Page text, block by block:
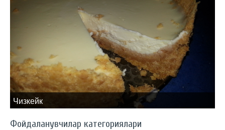
Чизкейк
Фойдаланувчилар категориялари